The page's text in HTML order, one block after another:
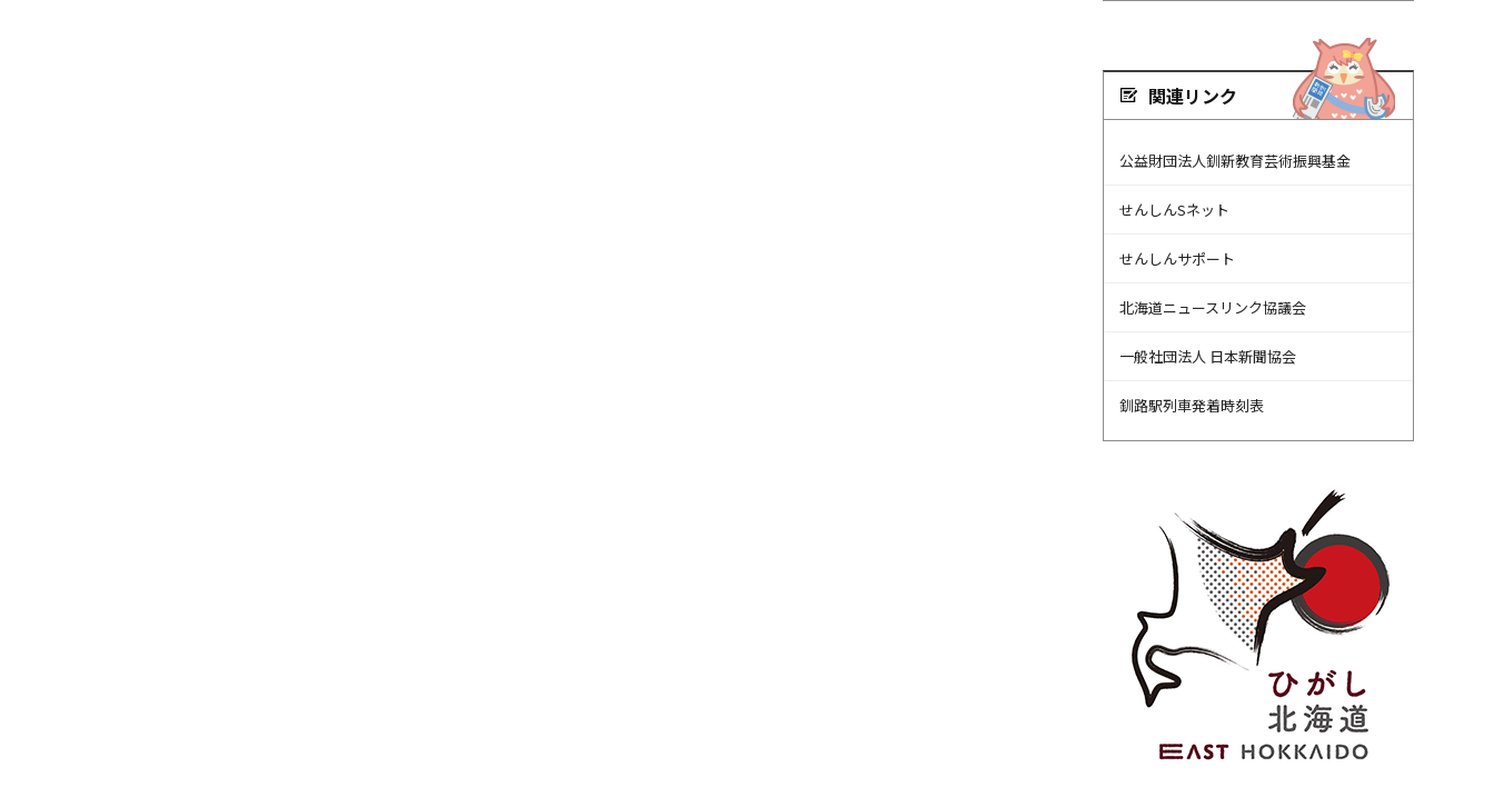
関連リンク
公益財団法人釧新教育芸術振興基金
せんしんSネット
せんしんサポート
北海道ニュースリンク協議会
一般社団法人 日本新聞協会
釧路駅列車発着時刻表